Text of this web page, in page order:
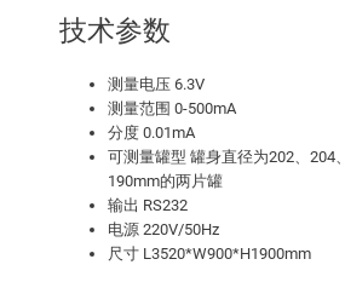
技术参数
测量电压 6.3V
测量范围 0-500mA
分度 0.01mA
可测量罐型 罐身直径为202、204
190mm的两片罐
输出 RS232
电源 220V/50Hz
尺寸 L3520*W900*H1900mm